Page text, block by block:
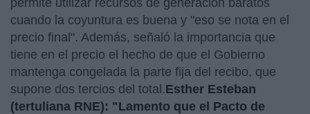
permite utilizar recursos de generación baratos
cuando la coyuntura es buena y "eso se nota en el
precio final". Además, señaló la importancia que
tiene en el precio el hecho de que el Gobierno
mantenga congelada la parte fija del recibo, que
supone dos tercios del total.Esther Esteban
(tertuliana RNE): "Lamento que el Pacto de